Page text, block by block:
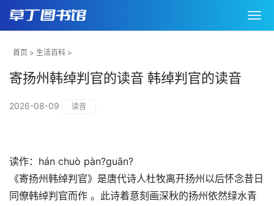
首页 > 生活百科 >
寄扬州韩绰判官的读音 韩绰判官的读音
2026-08-09 读音
读作：hán chuò pàn?guān?
《寄扬州韩绰判官》是唐代诗人杜牧离开扬州以后怀念昔日
同僚韩绰判官而作 。此诗着意刻画深秋的扬州依然绿水青